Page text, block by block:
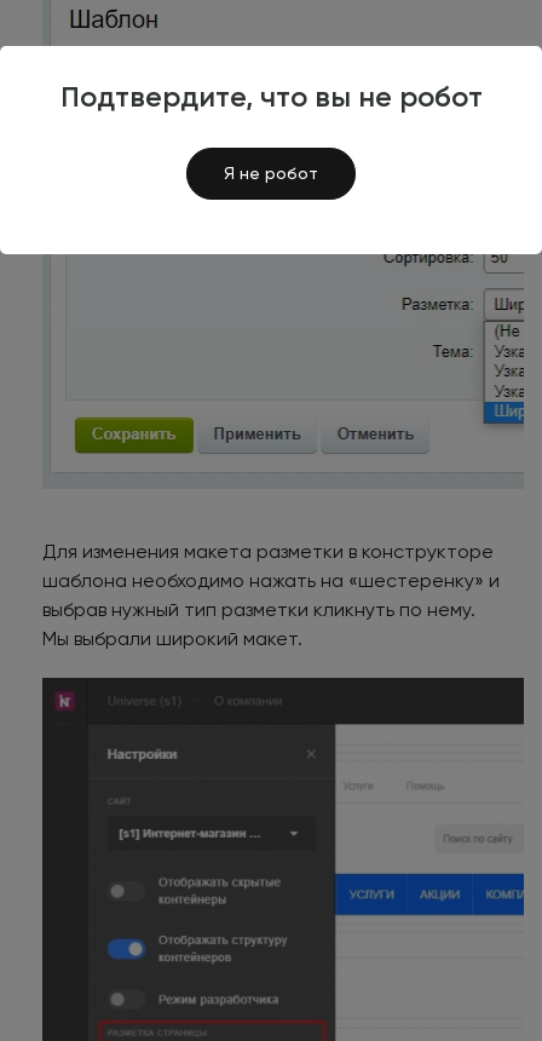
Подтвердите, что вы не робот
Я не робот
Для изменения макета разметки в конструкторе
шаблона необходимо нажать на «шестеренку» и
выбрав нужный тип разметки кликнуть по нему.
Мы выбрали широкий макет.